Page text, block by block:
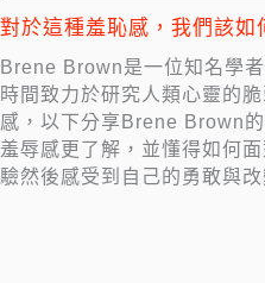
對於這種羞恥感，我們該如
Brene Brown是一位知名學
時間致力於研究人類心靈的
感，以下分享Brene Brown
羞辱感更了解，並懂得如何
驗然後感受到自己的勇敢與改